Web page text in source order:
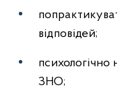
відповідей;
ЗНО;